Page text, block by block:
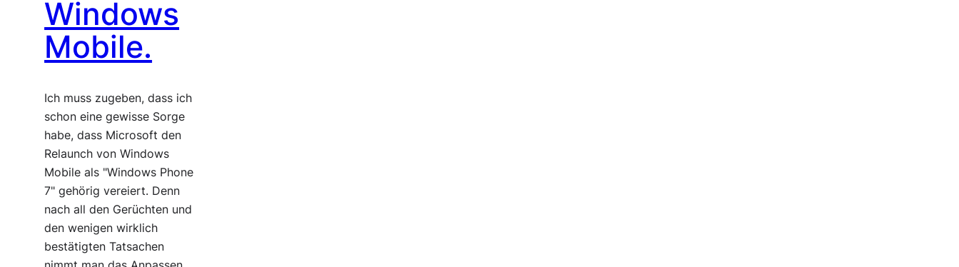
Windows
Mobile.
Ich muss zugeben, dass ich
schon eine gewisse Sorge
habe, dass Microsoft den
Relaunch von Windows
Mobile als "Windows Phone
7" gehörig vereiert. Denn
nach all den Gerüchten und
den wenigen wirklich
bestätigten Tatsachen